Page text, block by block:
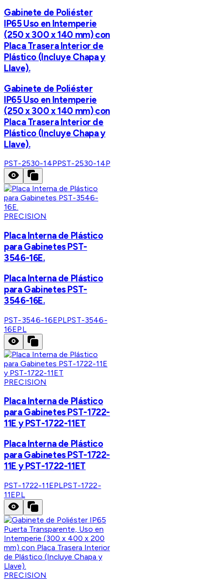
Gabinete de Poliéster
IP65 Uso en Intemperie
(250 x 300 x 140 mm) con
Placa Trasera Interior de
Plástico (Incluye Chapa y
Llave).
Gabinete de Poliéster
IP65 Uso en Intemperie
(250 x 300 x 140 mm) con
Placa Trasera Interior de
Plástico (Incluye Chapa y
Llave).
PST-2530-14PPST-2530-14P
PRECISION
Placa Interna de Plástico
para Gabinetes PST-
3546-16E.
Placa Interna de Plástico
para Gabinetes PST-
3546-16E.
PST-3546-16EPLPST-3546-
16EPL
PRECISION
Placa Interna de Plástico
para Gabinetes PST-1722-
11E y PST-1722-11ET
Placa Interna de Plástico
para Gabinetes PST-1722-
11E y PST-1722-11ET
PST-1722-11EPLPST-1722-
11EPL
PRECISION